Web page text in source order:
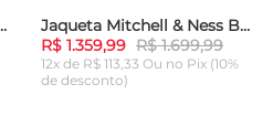
Dirk Nowitzki Azul Royal
-20%Jaqueta Mitchell & Ness Bomber Jacket Big Face 7.0 Los Angeles Lakers Preta
R$ 1.359,99 R$ 1.699,99
12x de R$ 113,33 Ou no Pix (10%
de desconto)